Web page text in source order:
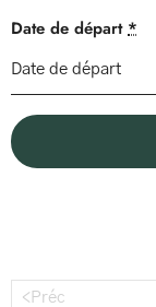
Date de départ*
<Préc